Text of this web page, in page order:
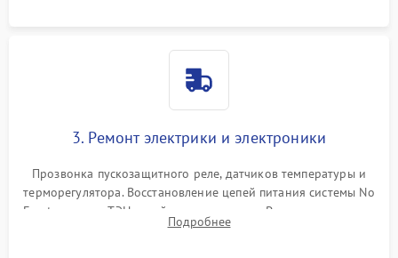
3. Ремонт электрики и электроники
Прозвонка пускозащитного реле, датчиков температуры и
терморегулятора. Восстановление цепей питания системы No
Frost, включая ТЭН оттайки и вентилятор. Ремонт или замена
платы управления при сбоях алгоритмов.
Подробнее